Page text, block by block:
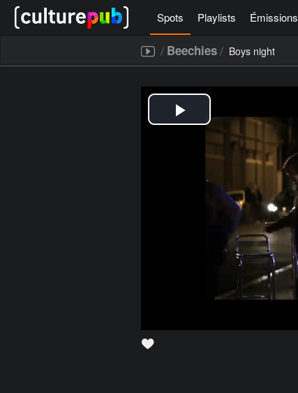
Spots Playlists Émissions
/ Beechies/ Boys night